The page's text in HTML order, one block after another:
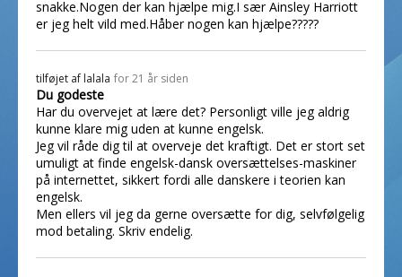
snakke.Nogen der kan hjælpe mig.I sær Ainsley Harriott
er jeg helt vild med.Håber nogen kan hjælpe?????
tilføjet af lalala for 21 år siden
Du godeste
Har du overvejet at lære det? Personligt ville jeg aldrig
kunne klare mig uden at kunne engelsk.
Jeg vil råde dig til at overveje det kraftigt. Det er stort set
umuligt at finde engelsk-dansk oversættelses-maskiner
på internettet, sikkert fordi alle danskere i teorien kan
engelsk.
Men ellers vil jeg da gerne oversætte for dig, selvfølgelig
mod betaling. Skriv endelig.